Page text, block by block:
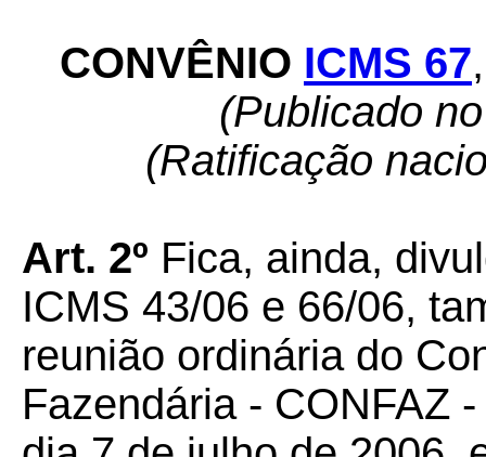
CONVÊNIO ICMS 67,
(Publicado
(Ratificação
Art. 2º Fica, ainda,
ICMS 43/06 e 66/06,
reunião ordinária do
Fazendária - CONFAZ